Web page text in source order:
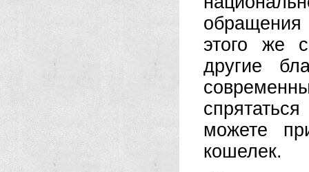
этого же
другие
можете
кошелек.